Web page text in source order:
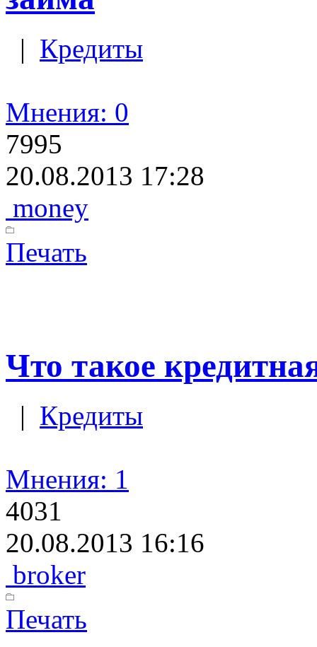
| Кредиты
Мнения: 0
7995
20.08.2013 17:28
money
Печать
Что такое
| Кредиты
Мнения: 1
4031
20.08.2013 16:16
broker
Печать